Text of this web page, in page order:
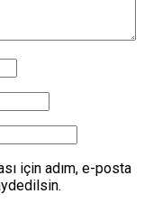
için adım, e-posta